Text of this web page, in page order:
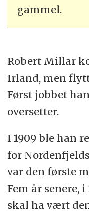
gammel.
Robert Millar
Irland, men
Først jobbet
oversetter.
I 1909 ble han
for
var den første
Fem år senere,
skal ha vært